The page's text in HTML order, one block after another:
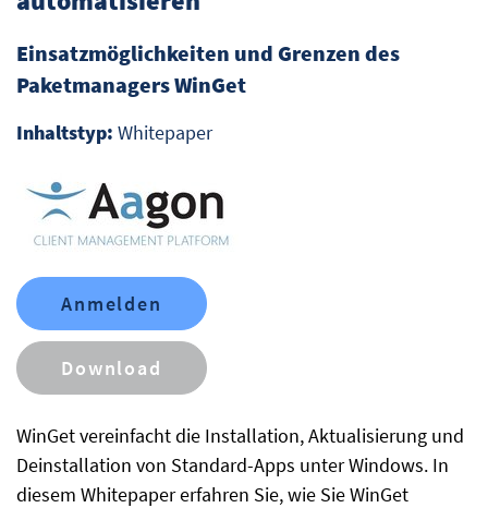
WinGet vereinfacht die Installation, Aktualisierung und
Deinstallation von Standard-Apps unter Windows. In
diesem Whitepaper erfahren Sie, wie Sie WinGet
Einsatzmöglichkeiten und Grenzen des
Paketmanagers WinGet
Inhaltstyp: Whitepaper
Anmelden
Download